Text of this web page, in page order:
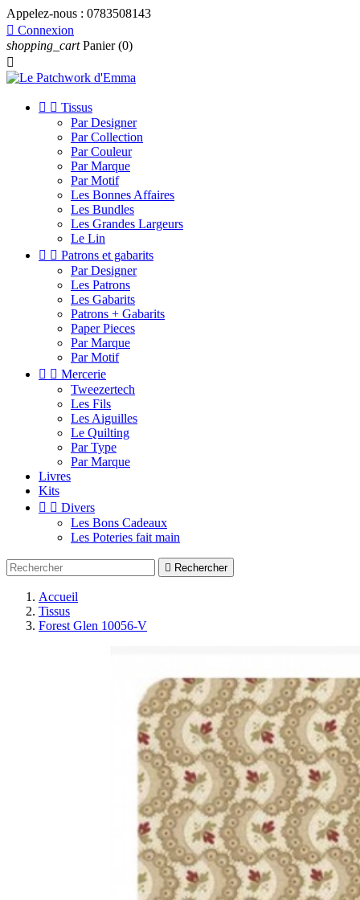
Appelez-nous : 0783508143
 Connexion
shopping_cart Panier (0)

  Tissus
Par Designer
Par Collection
Par Couleur
Par Marque
Par Motif
Les Bonnes Affaires
Les Bundles
Les Grandes Largeurs
Le Lin
  Patrons et gabarits
Par Designer
Les Patrons
Les Gabarits
Patrons + Gabarits
Paper Pieces
Par Marque
Par Motif
  Mercerie
Tweezertech
Les Fils
Les Aiguilles
Le Quilting
Par Type
Par Marque
Livres
Kits
  Divers
Les Bons Cadeaux
Les Poteries fait main
 Rechercher
Accueil
Tissus
Forest Glen 10056-V